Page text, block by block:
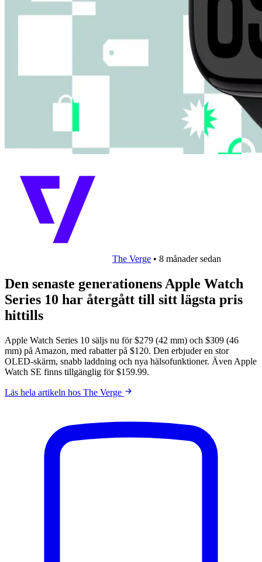
The Verge • 8 månader sedan
Den senaste generationens Apple Watch
Series 10 har återgått till sitt lägsta pris
hittills
Apple Watch Series 10 säljs nu för $279 (42 mm) och $309 (46
mm) på Amazon, med rabatter på $120. Den erbjuder en stor
OLED-skärm, snabb laddning och nya hälsofunktioner. Även Apple
Watch SE finns tillgänglig för $159.99.
Läs hela artikeln hos The Verge